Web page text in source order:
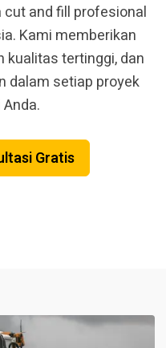
and fill profesional
Kami memberikan
tertinggi, dan
dalam setiap proyek
Gratis